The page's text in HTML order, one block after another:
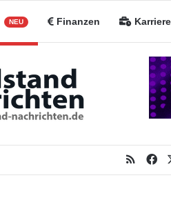
NEU Finanzen Karriere
RSS